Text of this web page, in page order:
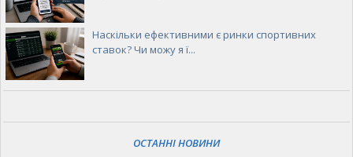
Наскільки ефективними є ринки спортивних
ставок? Чи можу я ї...
ОСТАННІ НОВИНИ